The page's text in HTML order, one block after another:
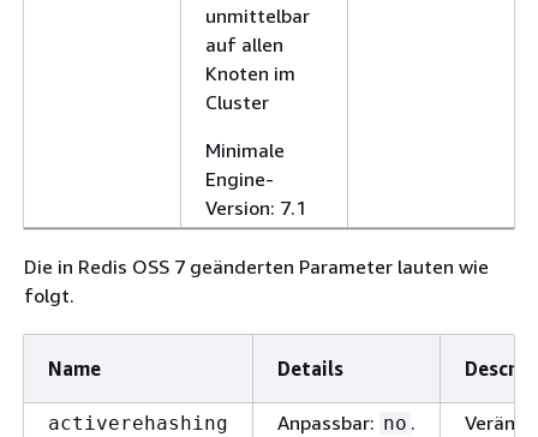
unmittelbar
auf allen
Knoten im
Cluster
Minimale
Engine-
Version: 7.1
Die in Redis OSS 7 geänderten Parameter lauten wie
folgt.
Name Details
activerehashing Anpassbar: no .